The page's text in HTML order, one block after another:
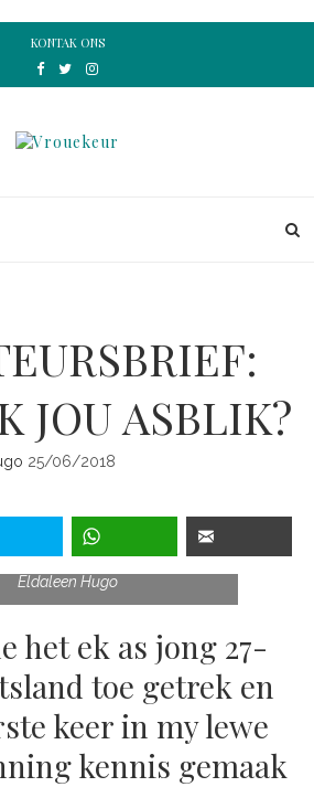
KONTAK ONS
JOU ASBLIK?
25/06/2018
Redakteur
Eldaleen Hugo
het ek as jong 27-
toe getrek en
keer in my lewe
kennis gemaak